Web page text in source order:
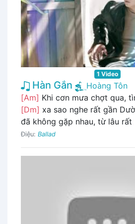
1 Video
Hàn Gắn
Hoàng Tôn
[Am] Khi cơn mưa chợt qua,
[Dm] xa sao nghe rất gần
đã không gặp nhau, từ lâu rất
Điệu: Ballad